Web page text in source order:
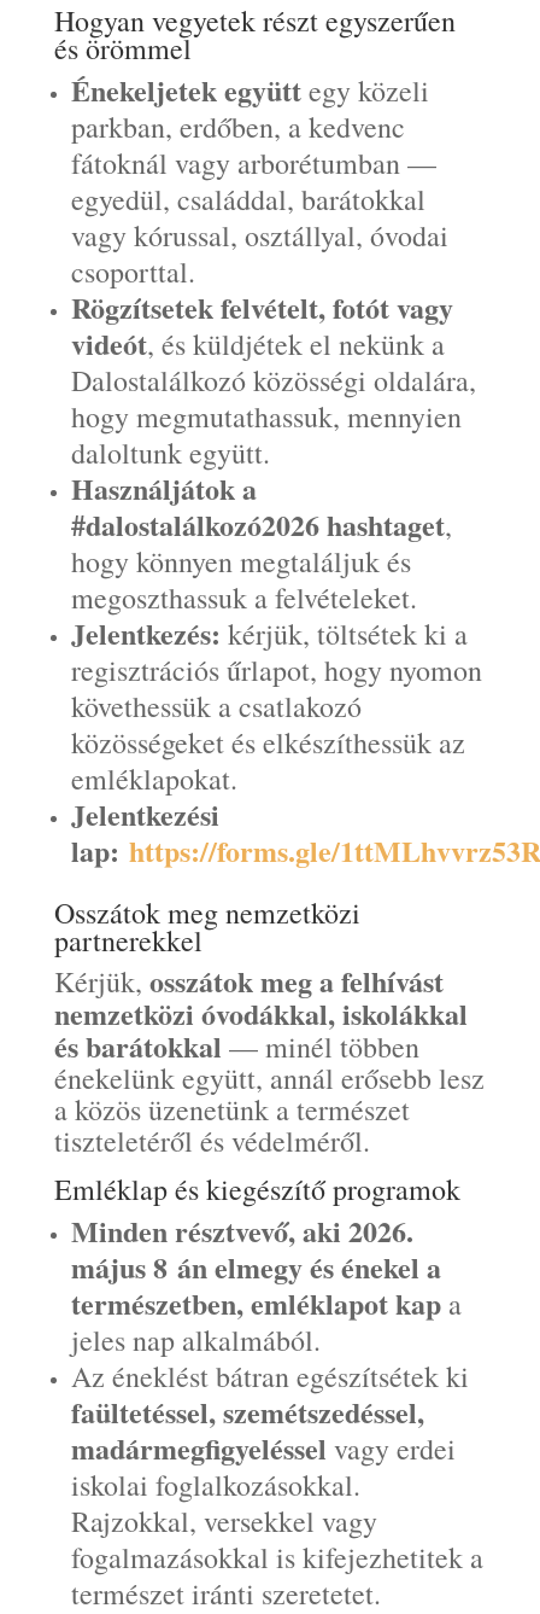
Hogyan vegyetek részt egyszerűen
és örömmel
Énekeljetek együttegy közeli
parkban, erdőben, a kedvenc
fátoknál vagy arborétumban —
egyedül, családdal, barátokkal
vagy kórussal, osztállyal, óvodai
csoporttal.
Rögzítsetek felvételt, fotót vagy
videót, és küldjétek el nekünk a
Dalostalálkozó közösségi oldalára,
hogy megmutathassuk, mennyien
daloltunk együtt.
Használjátok a
#dalostalálkozó2026 hashtaget,
hogy könnyen megtaláljuk és
megoszthassuk a felvételeket.
Jelentkezés: kérjük, töltsétek ki a
regisztrációs űrlapot, hogy nyomon
követhessük a csatlakozó
közösségeket és elkészíthessük az
emléklapokat.
Jelentkezési
lap: https://forms.gle/
Osszátok meg nemzetközi
partnerekkel
Kérjük, osszátok meg a felhívást
nemzetközi óvodákkal, iskolákkal
és barátokkal — minél többen
énekelünk együtt, annál erősebb lesz
a közös üzenetünk a természet
tiszteletéről és védelméről.
Emléklap és kiegészítő programok
Minden résztvevő, aki 2026.
május 8 án elmegy és énekel a
természetben, emléklapot kapa
jeles nap alkalmából.
Az éneklést bátran egészítsétek ki
faültetéssel, szemétszedéssel,
madármegfigyeléssel vagy erdei
iskolai foglalkozásokkal.
Rajzokkal, versekkel vagy
fogalmazásokkal is kifejezhetitek a
természet iránti szeretetet.